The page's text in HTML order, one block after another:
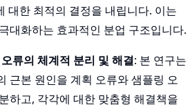
대한 최적의 결정을 내립니다. 이는
대화하는 효과적인 분업 구조입니다.
류의 체계적 분리 및 해결: 본 연구는
근본 원인을 계획 오류와 샘플링 오
하고, 각각에 대한 맞춤형 해결책을